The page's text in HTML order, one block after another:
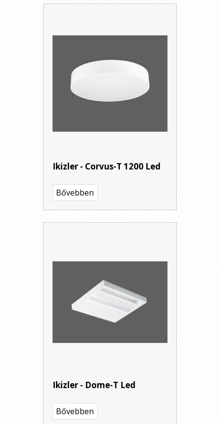
Ikizler - Corvus-T 1200 Led
Bővebben
Ikizler - Dome-T Led
Bővebben